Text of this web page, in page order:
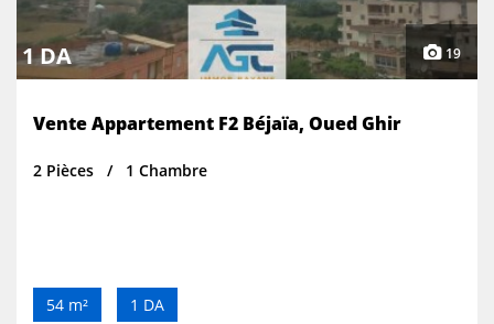
1 DA 19
Vente Appartement F2 Béjaïa, Oued Ghir
2 Pièces 1 Chambre
54 m² 1 DA